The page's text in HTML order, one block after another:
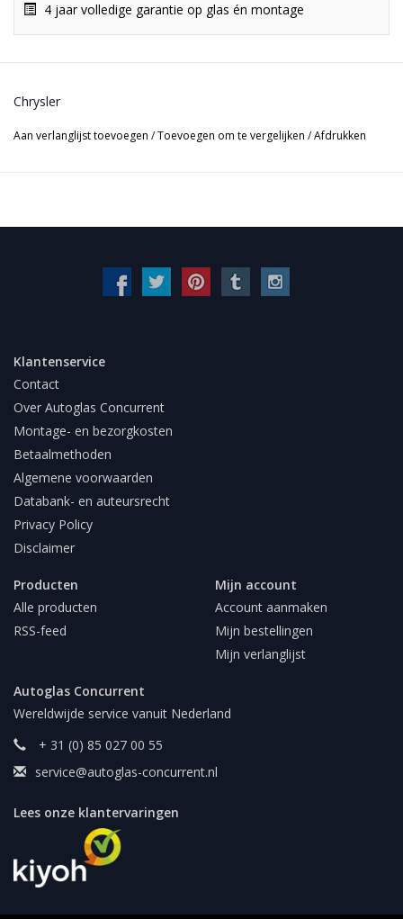
4 jaar volledige garantie op glas én montage
Chrysler
Aan verlanglijst toevoegen /Toevoegen om te vergelijken /Afdrukken
Klantenservice
Contact
Over Autoglas Concurrent
Montage- en bezorgkosten
Betaalmethoden
Algemene voorwaarden
Databank- en auteursrecht
Privacy Policy
Disclaimer
Producten
Alle producten
RSS-feed
Mijn account
Account aanmaken
Mijn bestellingen
Mijn verlanglijst
Autoglas Concurrent
Wereldwijde service vanuit Nederland
+ 31 (0) 85 027 00 55
service@autoglas-concurrent.nl
Lees onze klantervaringen